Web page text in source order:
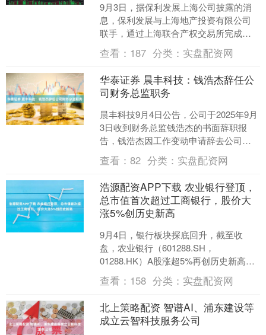
9月3日，据保利发展上海公司披露的消
息，保利发展与上海地产投资有限公司
联手，通过上海联合产权交易所完成杨
浦区新江湾社区E1-08A项目与余杭路项
目股权转让竞价，....
查看： 187 分类： 实盘配资网
华泰证券 晨丰科技：钱浩杰辞任公
司财务总监职务
晨丰科技9月4日公告，公司于2025年9月
3日收到财务总监钱浩杰的书面辞职报
告，钱浩杰因工作变动申请辞去公司财
务总监职务，辞职后将继续在公司担任
财务主管。钱浩杰....
查看：82 分类： 实盘配资网
浩源配资APP下载 农业银行登顶，
总市值首次超过工商银行，股价大
涨5%创历史新高
9月4日，银行板块探底回升，截至收
盘，农业银行（601288.SH，
01288.HK）A股涨超5%再创历史新高，
A+H总市值约2.55万亿元，首次反超工商
银行（....
查看： 158 分类： 实盘配资网
北上策略配资 智谱AI、浦东建设等
成立云智科技服务公司